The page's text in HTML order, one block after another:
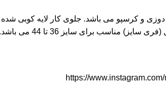
و‌ کرسپو می باشد. جلوی کار لایه کوبی
مناسب برای سایز 36 تا 44 می باشد. اینکار دارای 2 رنگ جذاب مشکی و سفید است.
https://